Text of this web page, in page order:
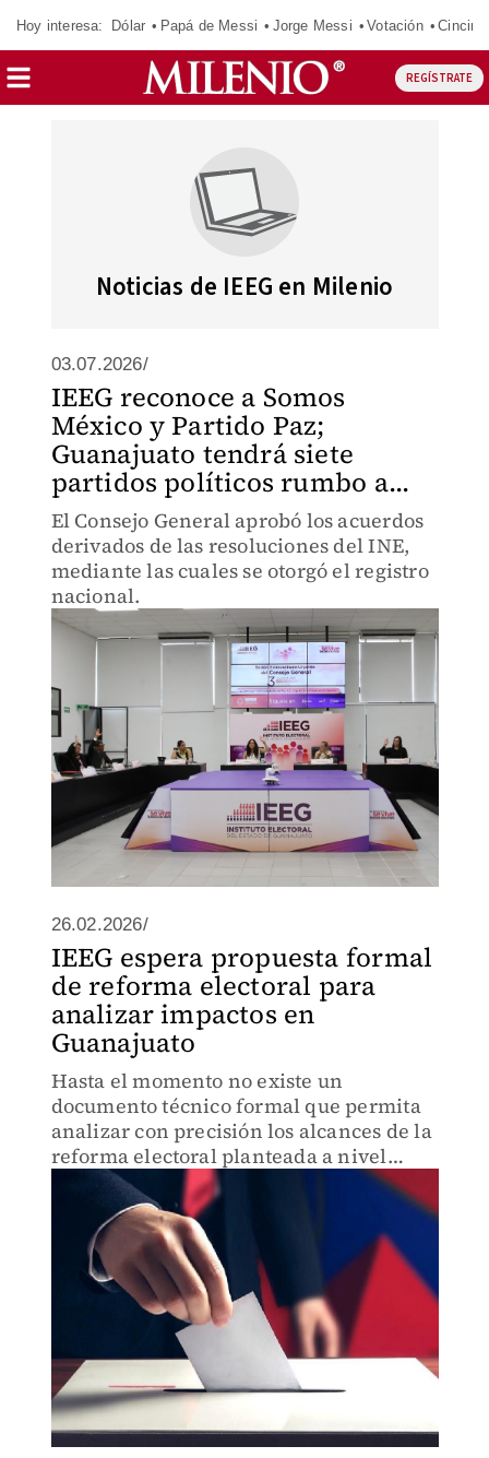
Hoy interesa: Dólar Papá de Messi Jorge Messi Votación
REGÍSTRATE
Noticias de IEEG en Milenio
03.07.2026/
IEEG reconoce a Somos
México y Partido Paz;
Guanajuato tendrá siete
partidos políticos rumbo a...
El Consejo General aprobó los acuerdos
derivados de las resoluciones del INE,
mediante las cuales se otorgó el registro
nacional.
26.02.2026/
IEEG espera propuesta formal
de reforma electoral para
analizar impactos en
Guanajuato
Hasta el momento no existe un
documento técnico formal que permita
analizar con precisión los alcances de la
reforma electoral planteada a nivel
federal.